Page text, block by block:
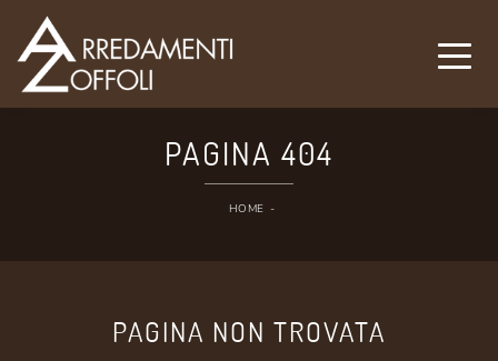
PAGINA 404
HOME -
PAGINA NON TROVATA